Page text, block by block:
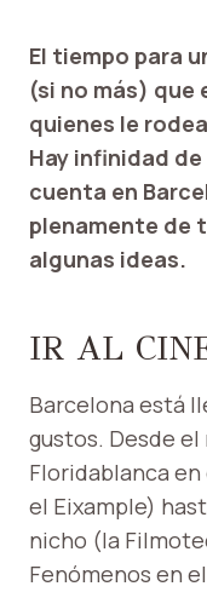
El tiempo para
(si no más) que
quienes le
Hay infinidad
cuenta en
plenamente de
algunas ideas.
IR AL
Barcelona está
gustos. Desde
Floridablanca en
el Eixample)
nicho (la
Fenómenos en